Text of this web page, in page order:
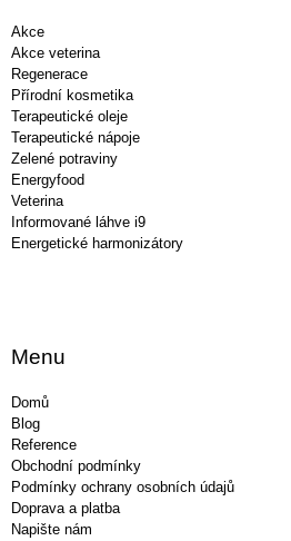
Akce
Akce veterina
Regenerace
Přírodní kosmetika
Terapeutické oleje
Terapeutické nápoje
Zelené potraviny
Energyfood
Veterina
Informované láhve i9
Energetické harmonizátory
Menu
Domů
Blog
Reference
Obchodní podmínky
Podmínky ochrany osobních údajů
Doprava a platba
Napište nám